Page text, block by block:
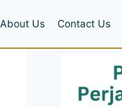
About Us Contact Us